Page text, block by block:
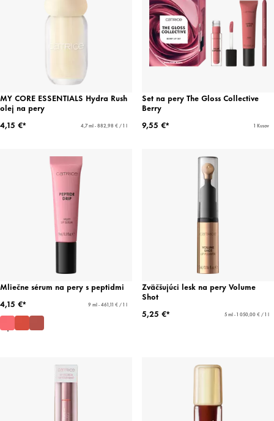
MY CORE ESSENTIALS Hydra Rush
olej na pery
4,15 €*
4,7 ml - 882,98 € / 1 l
Set na pery The Gloss Collective
Berry
9,55 €*
1 Kusov
Mliečne sérum na pery s peptidmi
4,15 €*
9 ml - 461,11 € / 1 l
Zväčšujúci lesk na pery Volume
Shot
5,25 €*
5 ml - 1 050,00 € / 1 l